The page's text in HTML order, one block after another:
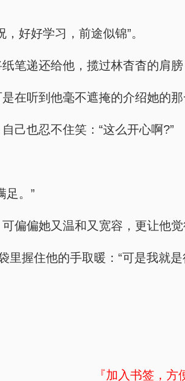
好好学习，前途似锦”。
笔递还给他，揽过林杳杳的肩膀
在听到他毫不遮掩的介绍她的
己也忍不住笑：“这么开心啊?”
足。”
偏偏她又温和又宽容，更让他觉
里握住他的手取暖：“可是我就
『加入书签，方